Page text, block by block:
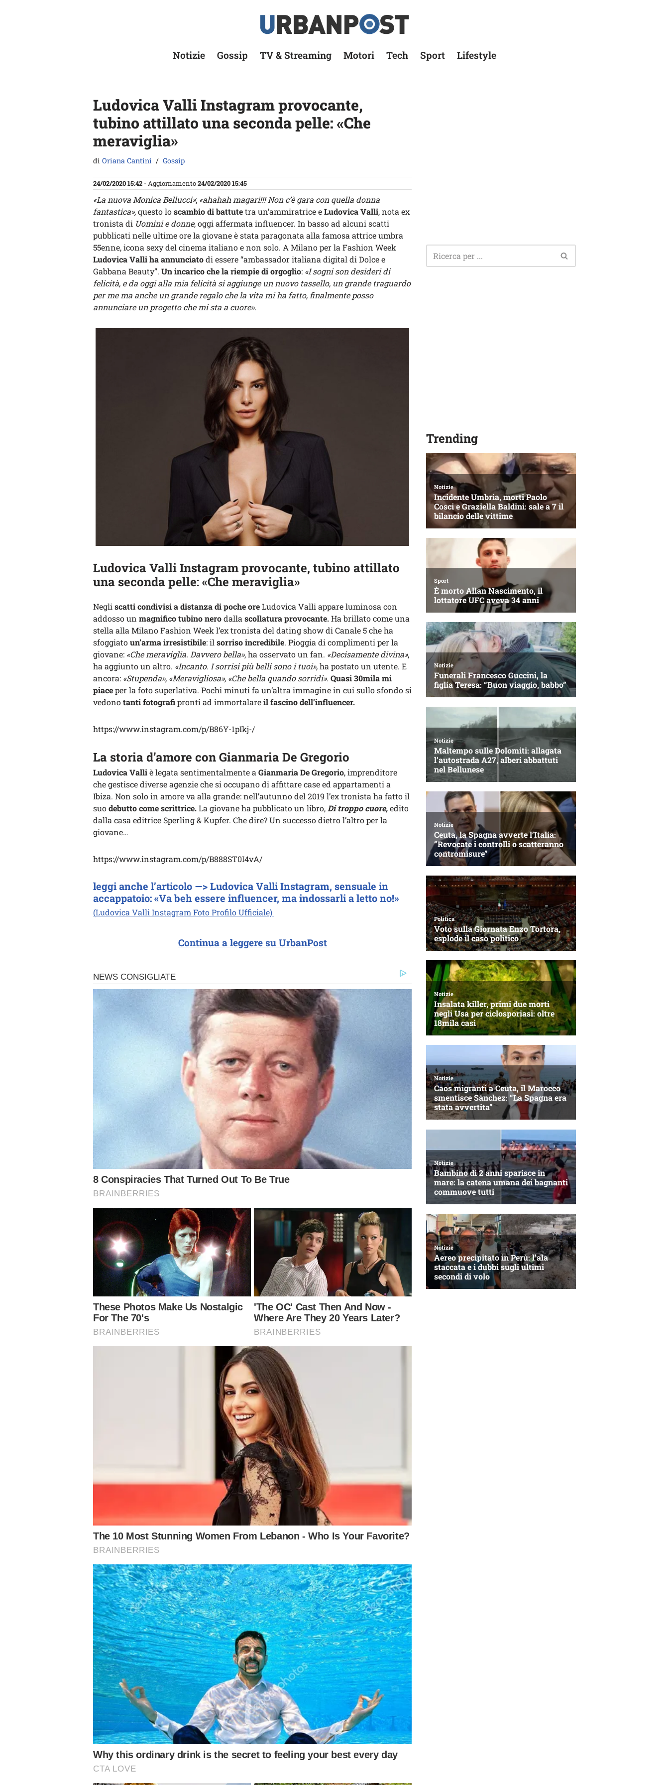
Notizie Gossip TV & Streaming Motori Tech Sport Lifestyle
Ludovica Valli Instagram provocante,
tubino attillato una seconda pelle: «Che
meraviglia»
di Oriana Cantini Gossip
24/02/2020 15:42 - Aggiornamento24/02/2020 15:45
«La nuova Monica Bellucci»; «ahahah magari!!! Non c’è gara con quella donna
fantastica»,questo loscambio di battutetra un’ammiratrice eLudovica Valli, nota ex
tronista di Uomini e donne, oggi affermata influencer. In basso ad alcuni scatti
pubblicati nelle ultime ore la giovane è stata paragonata alla famosa attrice umbra
55enne, icona sexy del cinema italiano e non solo. A Milano per la Fashion Week
Ludovica Valli ha annunciatodi essere “ambassador italiana digital di Dolce e
Gabbana Beauty”. Un incarico che la riempie di orgoglio: «I sogni son desideri di
felicità, e da oggi alla mia felicità si aggiunge un nuovo tassello, un grande traguardo
per me ma anche un grande regalo che la vita mi ha fatto, finalmente posso
annunciare un progetto che mi sta a cuore».
Ludovica Valli Instagram provocante, tubino attillato
una seconda pelle: «Che meraviglia»
Negliscatti condivisi a distanza di poche oreLudovica Valli appare luminosa con
addosso un magnifico tubino nerodallascollatura provocante.Ha brillato come una
stella alla Milano Fashion Week l’ex tronista del dating show di Canale 5 che ha
sfoggiatoun’arma irresistibile: ilsorriso incredibile. Pioggia di complimenti per la
giovane: «Che meraviglia. Davvero bella», ha osservato un fan. «Decisamente divina»,
ha aggiunto un altro. «Incanto. I sorrisi più belli sono i tuoi»,ha postato un utente. E
ancora: «Stupenda», «Meravigliosa», «Che bella quando sorridi». Quasi 30mila mi
piaceper la foto superlativa. Pochi minuti fa un’altra immagine in cui sullo sfondo si
vedonotanti fotografipronti ad immortalareil fascino dell’influencer.
https://www.instagram.com/p/B86Y-1pIkj-/
La storia d’amore con Gianmaria De Gregorio
Ludovica Valliè legata sentimentalmente aGianmaria De Gregorio, imprenditore
che gestisce diverse agenzie che si occupano di affittare case ed appartamenti a
Ibiza. Non solo in amore va alla grande: nell’autunno del 2019 l’ex tronista ha fatto il
suodebutto come scrittrice.La giovane ha pubblicato un libro,Di troppo cuore,edito
dalla casa editrice Sperling & Kupfer. Che dire? Un successo dietro l’altro per la
giovane…
https://www.instagram.com/p/B888ST0I4vA/
leggi anche l’articolo —> Ludovica Valli Instagram, sensuale in
accappatoio: «Va beh essere influencer, ma indossarli a letto no!»
(Ludovica Valli Instagram Foto Profilo Ufficiale)
Continua a leggere su UrbanPost
Trending